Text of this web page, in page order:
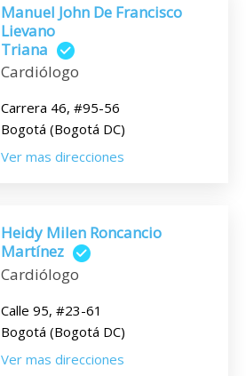
Manuel John De Francisco
Lievano
Triana
Cardiólogo
Carrera 46, #95-56
Bogotá (Bogotá DC)
Ver mas direcciones
Heidy Milen Roncancio
Martínez
Cardiólogo
Calle 95, #23-61
Bogotá (Bogotá DC)
Ver mas direcciones